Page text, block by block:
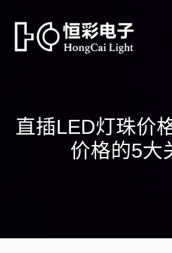
直插LED灯珠价
价格的5大